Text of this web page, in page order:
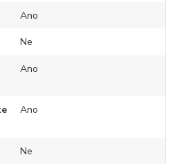
Ano
Ne
Ano
Ano
Ne